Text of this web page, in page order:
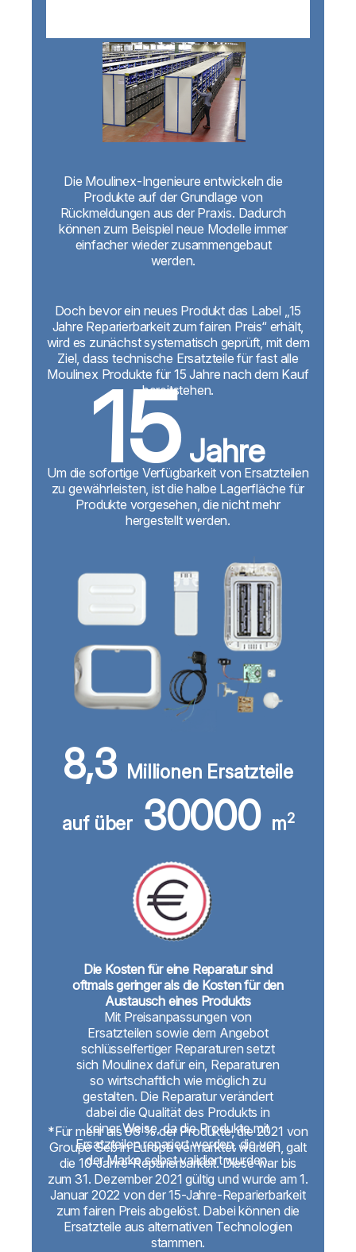
Die Moulinex-Ingenieure entwickeln die
Produkte auf der Grundlage von
Rückmeldungen aus der Praxis. Dadurch
können zum Beispiel neue Modelle immer
einfacher wieder zusammengebaut
werden.
Doch bevor ein neues Produkt das Label „15
Jahre Reparierbarkeit zum fairen Preis“ erhält,
wird es zunächst systematisch geprüft, mit dem
Ziel, dass technische Ersatzteile für fast alle
Moulinex Produkte für 15 Jahre nach dem Kauf
bereitstehen.
15Jahre
Um die sofortige Verfügbarkeit von Ersatzteilen
zu gewährleisten, ist die halbe Lagerfläche für
Produkte vorgesehen, die nicht mehr
hergestellt werden.
8,3 Millionen Ersatzteile
auf über 30000 m2
Die Kosten für eine Reparatur sind
oftmals geringer als die Kosten für den
Austausch eines Produkts
Mit Preisanpassungen von
Ersatzteilen sowie dem Angebot
schlüsselfertiger Reparaturen setzt
sich Moulinex dafür ein, Reparaturen
so wirtschaftlich wie möglich zu
gestalten. Die Reparatur verändert
dabei die Qualität des Produkts in
keiner Weise, da die Produkte mit
Ersatzteilen repariert werden, die von
der Marke selbst validiert wurden.
*Für mehr als 96 % der Produkte, die 2021 von
Groupe Seb in Europa vermarktet wurden, galt
die 10-Jahre-Reparierbarkeit. Diese war bis
zum 31. Dezember 2021 gültig und wurde am 1.
Januar 2022 von der 15-Jahre-Reparierbarkeit
zum fairen Preis abgelöst. Dabei können die
Ersatzteile aus alternativen Technologien
stammen.